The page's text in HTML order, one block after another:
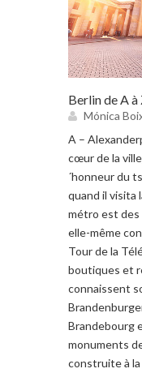
Berlin de A
Mónica
A –
cœur de la
´honneur du
quand il visita
métro est
elle-même
Tour de la
boutiques et
connaissent
Brandebourg
monuments
construite à